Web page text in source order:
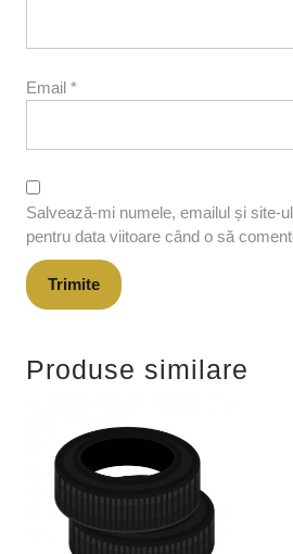
Email *
Salvează-mi numele, emailul și site-
pentru data viitoare când o să
Produse similare